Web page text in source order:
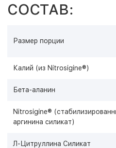
СОСТАВ:
Размер порции
Калий (из Nitrosigine®)
Бета-аланин
Nitrosigine®
аргинина силикат)
Л-Цитруллина Силикат